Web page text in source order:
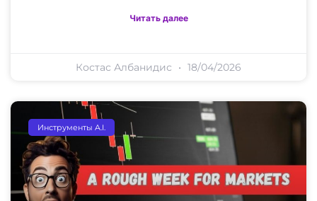
Читать далее
Костас Албанидис 18/04/2026
Инструменты A.I.